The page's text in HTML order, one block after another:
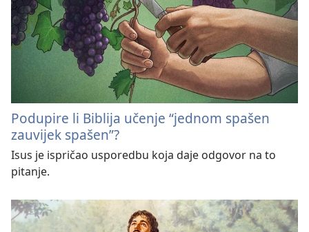
Podupire li Biblija učenje “jednom spašen
zauvijek spašen”?
Isus je ispričao usporedbu koja daje odgovor na to
pitanje.